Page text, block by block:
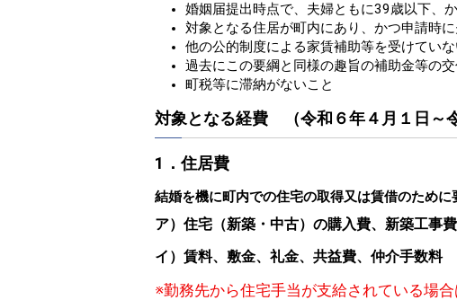
婚姻届提出時点で、夫婦ともに39歳以下、
対象となる住居が町内にあり、かつ申請時
他の公的制度による家賃補助等を受けていな
過去にこの要綱と同様の趣旨の補助金等の
町税等に滞納がないこと
対象となる経費 （令和６年４月１日～
1．住居費
結婚を機に町内での住宅の取得又は賃借のために
ア）住宅（新築・中古）の購入費、新築工事費
イ）賃料、敷金、礼金、共益費、仲介手数料
※勤務先から住宅手当が支給されている場